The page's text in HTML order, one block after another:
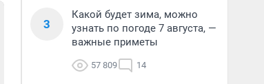
3
Какой будет зима, можно
узнать по погоде 7 августа, —
важные приметы
57 809 14